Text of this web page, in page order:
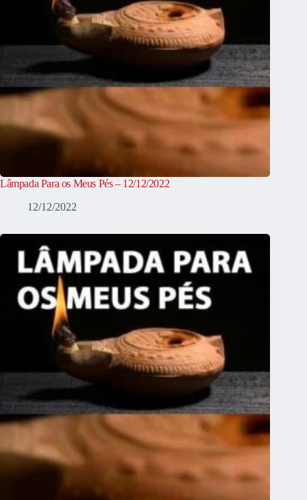
Lâmpada Para os Meus Pés – 12/12/2022
12/12/2022